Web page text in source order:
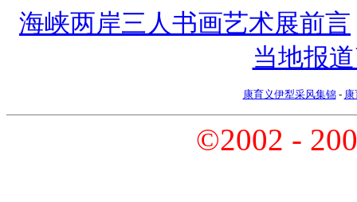
海峡两岸三人书画艺术展前言
当地报
康育义伊犁采风集锦-
©2002 -